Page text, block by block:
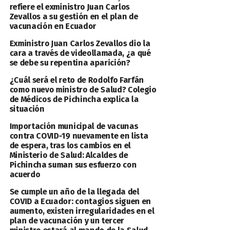
refiere el exministro Juan Carlos
Zevallos a su gestión en el plan de
vacunación en Ecuador
Exministro Juan Carlos Zevallos dio la
cara a través de videollamada, ¿a qué
se debe su repentina aparición?
¿Cuál será el reto de Rodolfo Farfán
como nuevo ministro de Salud? Colegio
de Médicos de Pichincha explica la
situación
Importación municipal de vacunas
contra COVID-19 nuevamente en lista
de espera, tras los cambios en el
Ministerio de Salud: Alcaldes de
Pichincha suman sus esfuerzo con
acuerdo
Se cumple un año de la llegada del
COVID a Ecuador: contagios siguen en
aumento, existen irregularidades en el
plan de vacunación y un tercer